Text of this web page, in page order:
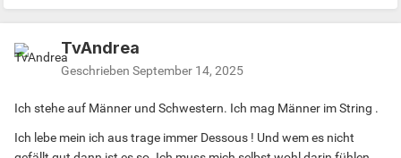
TvAndrea
Geschrieben September 14, 2025
Ich stehe auf Männer und Schwestern. Ich mag Männer im String .
Ich lebe mein ich aus trage immer Dessous ! Und wem es nicht